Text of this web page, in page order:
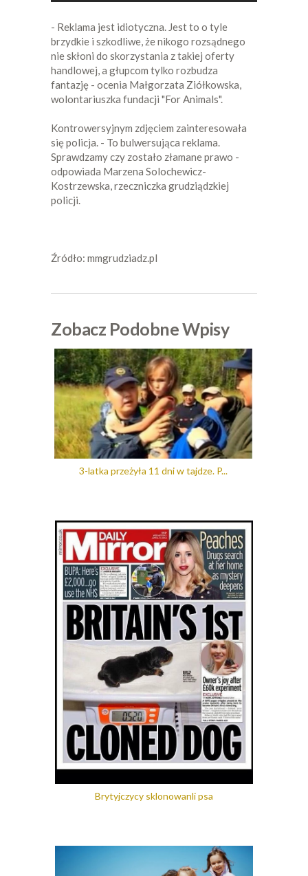
- Reklama jest idiotyczna. Jest to o tyle
brzydkie i szkodliwe, że nikogo rozsądnego
nie skłoni do skorzystania z takiej oferty
handlowej, a głupcom tylko rozbudza
fantazję - ocenia Małgorzata Ziółkowska,
wolontariuszka fundacji "For Animals".
Kontrowersyjnym zdjęciem zainteresowała
się policja. - To bulwersująca reklama.
Sprawdzamy czy zostało złamane prawo -
odpowiada Marzena Solochewicz-
Kostrzewska, rzeczniczka grudziądzkiej
policji.
Źródło: mmgrudziadz.pl
Zobacz Podobne Wpisy
3-latka przeżyła 11 dni w tajdze. P...
Brytyjczycy sklonowanli psa